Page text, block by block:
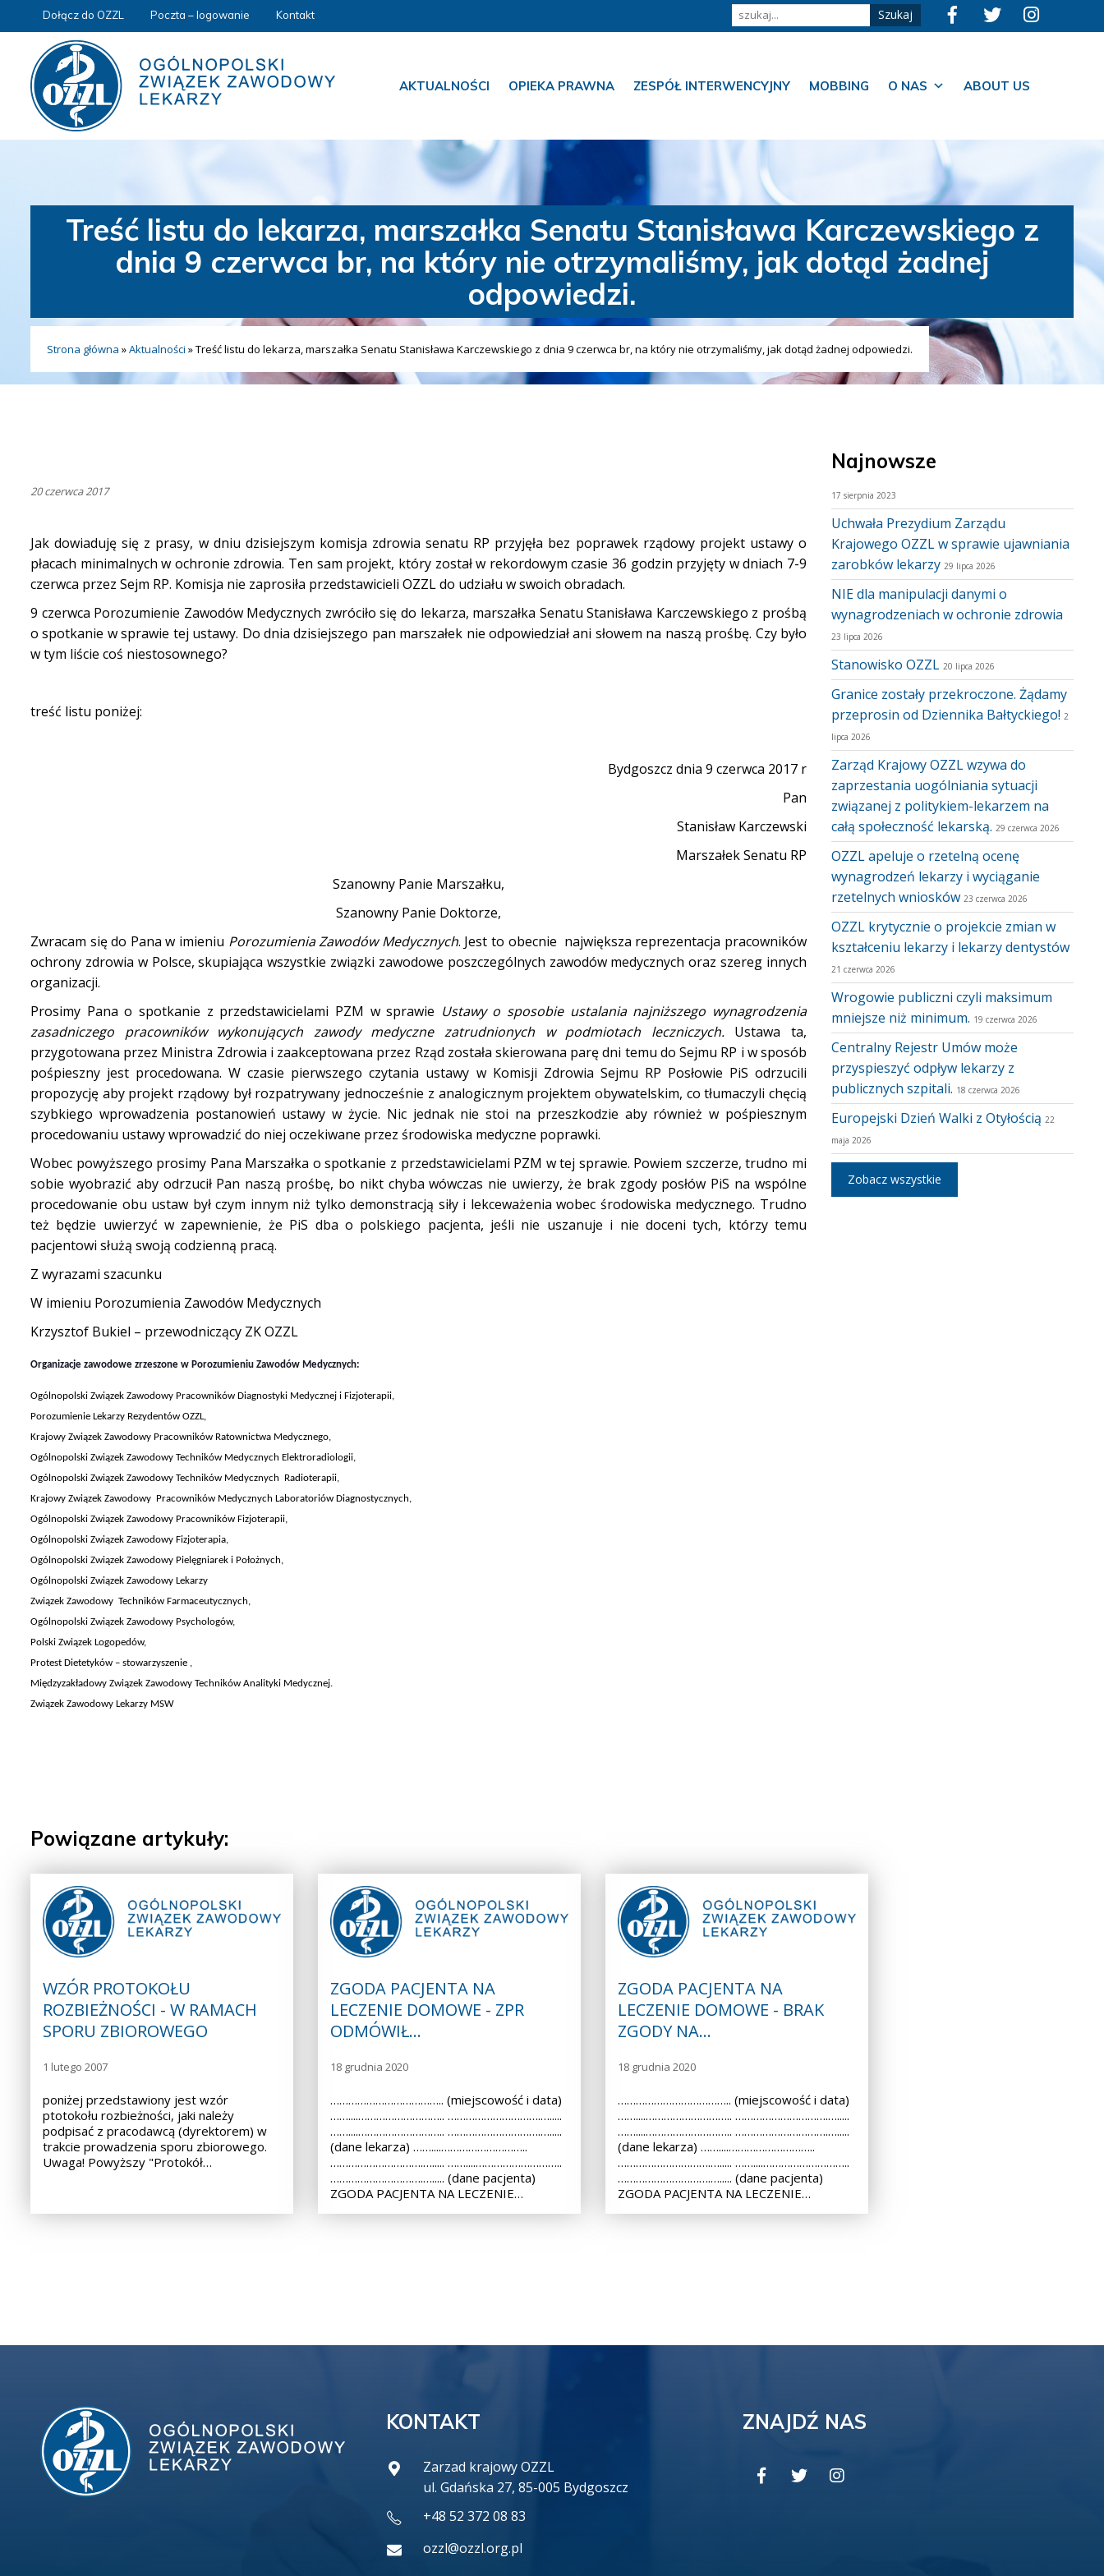
Dołącz do OZZL Poczta – logowanie Kontakt
AKTUALNOŚCI OPIEKA PRAWNA ZESPÓŁ INTERWENCYJNY MOBBING O NAS ABOUT US
Treść listu do lekarza, marszałka Senatu Stanisława Karczewskiego z
dnia 9 czerwca br, na który nie otrzymaliśmy, jak dotąd żadnej
odpowiedzi.
Strona główna »Aktualności »Treść listu do lekarza, marszałka Senatu Stanisława Karczewskiego z dnia 9 czerwca br, na który nie otrzymaliśmy, jak dotąd żadnej odpowiedzi.
20 czerwca 2017
Jak dowiaduję się z prasy, w dniu dzisiejszym komisja zdrowia senatu RP przyjęła bez poprawek rządowy projekt ustawy o
płacach minimalnych w ochronie zdrowia. Ten sam projekt, który został w rekordowym czasie 36 godzin przyjęty w dniach 7-9
czerwca przez Sejm RP. Komisja nie zaprosiła przedstawicieli OZZL do udziału w swoich obradach.
9 czerwca Porozumienie Zawodów Medycznych zwróciło się do lekarza, marszałka Senatu Stanisława Karczewskiego z prośbą
o spotkanie w sprawie tej ustawy. Do dnia dzisiejszego pan marszałek nie odpowiedział ani słowem na naszą prośbę. Czy było
w tym liście coś niestosownego?
treść listu poniżej:
Bydgoszcz dnia 9 czerwca 2017 r
Pan
Stanisław Karczewski
Marszałek Senatu RP
Szanowny Panie Marszałku,
Szanowny Panie Doktorze,
Zwracam się do Pana w imieniu Porozumienia Zawodów Medycznych. Jest to obecnie największa reprezentacja pracowników
ochrony zdrowia w Polsce, skupiająca wszystkie związki zawodowe poszczególnych zawodów medycznych oraz szereg innych
organizacji.
Prosimy Pana o spotkanie z przedstawicielami PZM w sprawie Ustawy o sposobie ustalania najniższego wynagrodzenia
zasadniczego pracowników wykonujących zawody medyczne zatrudnionych w podmiotach leczniczych.Ustawa ta,
przygotowana przez Ministra Zdrowia i zaakceptowana przez Rząd została skierowana parę dni temu do Sejmu RP i w sposób
pośpieszny jest procedowana. W czasie pierwszego czytania ustawy w Komisji Zdrowia Sejmu RP Posłowie PiS odrzucili
propozycję aby projekt rządowy był rozpatrywany jednocześnie z analogicznym projektem obywatelskim, co tłumaczyli chęcią
szybkiego wprowadzenia postanowień ustawy w życie. Nic jednak nie stoi na przeszkodzie aby również w pośpiesznym
procedowaniu ustawy wprowadzić do niej oczekiwane przez środowiska medyczne poprawki.
Wobec powyższego prosimy Pana Marszałka o spotkanie z przedstawicielami PZM w tej sprawie. Powiem szczerze, trudno mi
sobie wyobrazić aby odrzucił Pan naszą prośbę, bo nikt chyba wówczas nie uwierzy, że brak zgody posłów PiS na wspólne
procedowanie obu ustaw był czym innym niż tylko demonstracją siły i lekceważenia wobec środowiska medycznego. Trudno
też będzie uwierzyć w zapewnienie, że PiS dba o polskiego pacjenta, jeśli nie uszanuje i nie doceni tych, którzy temu
pacjentowi służą swoją codzienną pracą.
Z wyrazami szacunku
W imieniu Porozumienia Zawodów Medycznych
Krzysztof Bukiel – przewodniczący ZK OZZL
Organizacje zawodowe zrzeszone w Porozumieniu Zawodów Medycznych:
Ogólnopolski Związek Zawodowy Pracowników Diagnostyki Medycznej i Fizjoterapii,
Porozumienie Lekarzy Rezydentów OZZL,
Krajowy Związek Zawodowy Pracowników Ratownictwa Medycznego,
Ogólnopolski Związek Zawodowy Techników Medycznych Elektroradiologii,
Ogólnopolski Związek Zawodowy Techników Medycznych Radioterapii,
Krajowy Związek Zawodowy Pracowników Medycznych Laboratoriów Diagnostycznych,
Ogólnopolski Związek Zawodowy Pracowników Fizjoterapii,
Ogólnopolski Związek Zawodowy Fizjoterapia,
Ogólnopolski Związek Zawodowy Pielęgniarek i Położnych,
Ogólnopolski Związek Zawodowy Lekarzy
Związek Zawodowy Techników Farmaceutycznych,
Ogólnopolski Związek Zawodowy Psychologów,
Polski Związek Logopedów,
Protest Dietetyków – stowarzyszenie ,
Międzyzakładowy Związek Zawodowy Techników Analityki Medycznej.
Związek Zawodowy Lekarzy MSW
Najnowsze
17 sierpnia 2023
Uchwała Prezydium Zarządu
Krajowego OZZL w sprawie ujawniania
zarobków lekarzy 29 lipca 2026
NIE dla manipulacji danymi o
wynagrodzeniach w ochronie zdrowia
23 lipca 2026
Stanowisko OZZL 20 lipca 2026
Granice zostały przekroczone. Żądamy
przeprosin od Dziennika Bałtyckiego! 2
lipca 2026
Zarząd Krajowy OZZL wzywa do
zaprzestania uogólniania sytuacji
związanej z politykiem-lekarzem na
całą społeczność lekarską. 29 czerwca 2026
OZZL apeluje o rzetelną ocenę
wynagrodzeń lekarzy i wyciąganie
rzetelnych wniosków 23 czerwca 2026
OZZL krytycznie o projekcie zmian w
kształceniu lekarzy i lekarzy dentystów
21 czerwca 2026
Wrogowie publiczni czyli maksimum
mniejsze niż minimum. 19 czerwca 2026
Centralny Rejestr Umów może
przyspieszyć odpływ lekarzy z
publicznych szpitali. 18 czerwca 2026
Europejski Dzień Walki z Otyłością 22
maja 2026
Zobacz wszystkie
Powiązane artykuły:
WZÓR PROTOKOŁU
ROZBIEŻNOŚCI - W RAMACH
SPORU ZBIOROWEGO
1 lutego 2007
poniżej przedstawiony jest wzór
ptotokołu rozbieżności, jaki należy
podpisać z pracodawcą (dyrektorem) w
trakcie prowadzenia sporu zbiorowego.
Uwaga! Powyższy "Protokół…
ZGODA PACJENTA NA
LECZENIE DOMOWE - ZPR
ODMÓWIŁ…
18 grudnia 2020
……………………………….. (miejscowość i data)
……....……………………….. ………………………….….....
……....……………………….. ………………………….….....
(dane lekarza) ……....………………………..
………………………….…..... ……....………………………..
………………………….…..... (dane pacjenta)
ZGODA PACJENTA NA LECZENIE…
ZGODA PACJENTA NA
LECZENIE DOMOWE - BRAK
ZGODY NA…
18 grudnia 2020
……………………………….. (miejscowość i data)
……....……………………….. ………………………….….....
……....……………………….. ………………………….….....
(dane lekarza) ……....………………………..
………………………….…..... ……....………………………..
………………………….…..... (dane pacjenta)
ZGODA PACJENTA NA LECZENIE…
KONTAKT
Zarzad krajowy OZZL
ul. Gdańska 27, 85-005 Bydgoszcz
+48 52 372 08 83
ozzl@ozzl.org.pl
ZNAJDŹ NAS